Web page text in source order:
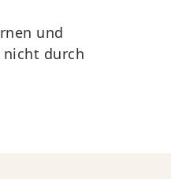
und
durch